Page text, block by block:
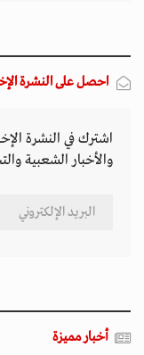
احصل على النشرة
اشترك في النشرة
والأخبار الشعبية
أخبار مميزة